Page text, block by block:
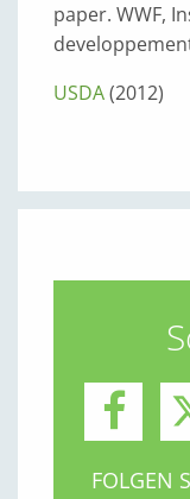
paper. WWF,
USDA(2012)
FOLGEN